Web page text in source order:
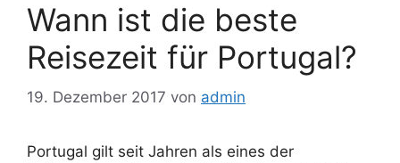
Wann ist die beste
Reisezeit für Portugal?
19. Dezember 2017 von admin
Portugal gilt seit Jahren als eines der